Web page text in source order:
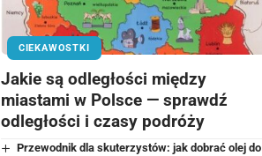
CIEKAWOSTKI
Jakie są odległości między
miastami w Polsce — sprawdź
odległości i czasy podróży
Przewodnik dla skuterzystów: jak dobrać olej do